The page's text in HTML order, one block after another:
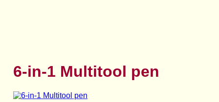
6-in-1 Multitool pen